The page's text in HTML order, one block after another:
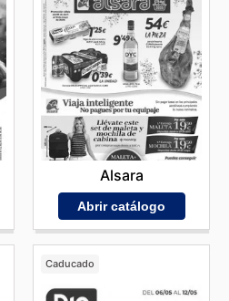
Alsara
Abrir catálogo
Caducado